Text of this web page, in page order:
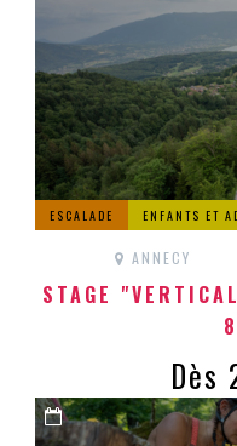
ESCALADE ENFANTS ET
ANNECY
STAGE
Dès